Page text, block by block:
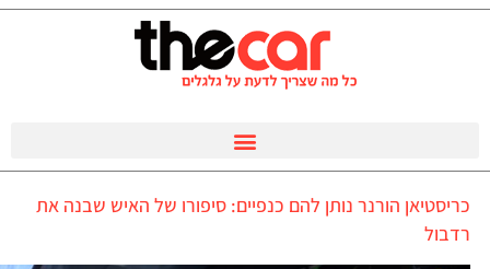
כריסטיאן הורנר נותן להם כנפיים: סיפורו של האיש שבנה את
רדבול